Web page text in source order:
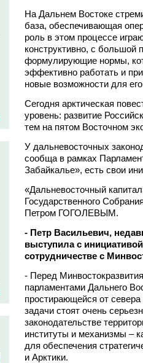
На Дальнем Востоке
база, обеспечивающая
роль в этом процессе
конструктивно, с большой
формулирующие нормы,
эффективно работать и
новые возможности для
Сегодня арктическая
уровень: развитие
тем на пятом Восточном
У дальневосточных
сообща в рамках
Забайкалье», есть свои
«Дальневосточный
Государственного
Петром ГОГОЛЕВЫМ.
- Петр Васильевич,
выступила с
сотрудничестве с
- Перед
парламентами Дальнего
простирающейся от
задачи стоят очень
законодательстве
институты и механизмы –
для обеспечения
и Арктики.